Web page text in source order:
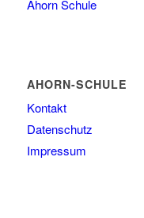
Ahorn Schule
AHORN-SCHULE
Kontakt
Datenschutz
Impressum